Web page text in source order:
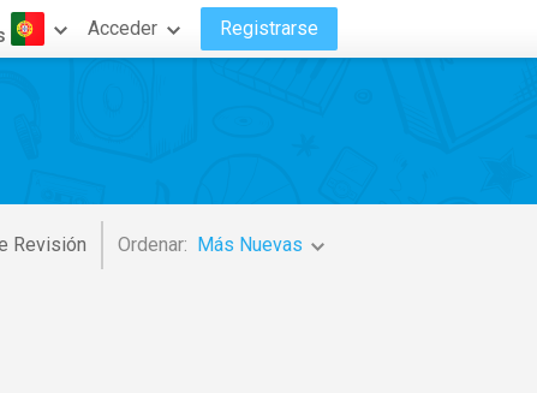
Acceder Registrarse
Revisión Ordenar: Más Nuevas